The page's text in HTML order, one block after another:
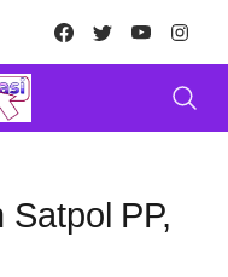
Facebook
TwitterYoutube
Satpol PP,